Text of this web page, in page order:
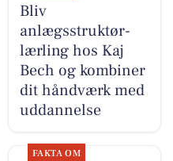
Bliv
anlægsstruktør-
lærling hos Kaj
Bech og kombiner
dit håndværk med
uddannelse
FAKTA OM